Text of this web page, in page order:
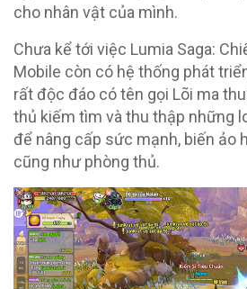
cho nhân vật của mình.
Chưa kể tới việc Lumia Saga:
Mobile còn có hệ thống phát
rất độc đáo có tên gọi Lõi ma
thủ kiếm tìm và thu thập những
để nâng cấp sức mạnh, biến ảo
cũng như phòng thủ.